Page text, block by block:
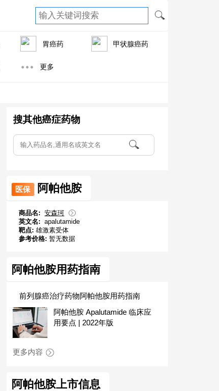
胃癌药 甲状腺癌药
更多
搜其他癌症药物
医保 阿帕他胺
商品名:安森珂
英文名:apalutamide
靶点:雄激素受体
参考价格:暂无数据
阿帕他胺用药指南
前列腺癌治疗药物阿帕他胺用药指南
阿帕他胺 Apalutamide 临床应
用要点 | 2022年版
更多内容
阿帕他胺上市信息